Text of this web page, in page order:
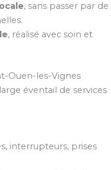
, sans passer par de
, réalisé avec soin et
Ouen-les-Vignes
éventail de services
interrupteurs, prises